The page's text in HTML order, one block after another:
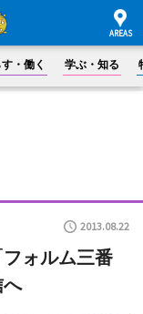
・働く 学ぶ・知る
2013.08.22
ォルム三番